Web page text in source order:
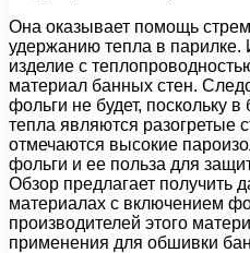
Она оказывает помощь
удержанию тепла в
изделие с
материал банных стен.
фольги не будет, поскольку
тепла являются разогретые
отмечаются высокие
фольги и ее польза для
Обзор предлагает получить
материалах с включением
производителей этого
применения для обшивки